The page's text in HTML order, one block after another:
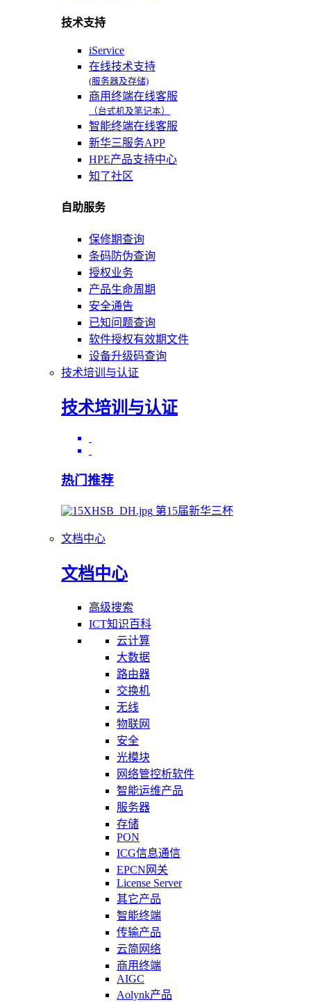
技术支持
iService
在线技术支持
(服务器及存储)
商用终端在线客服
（台式机及笔记本）
智能终端在线客服
新华三服务APP
HPE产品支持中心
知了社区
自助服务
保修期查询
条码防伪查询
授权业务
产品生命周期
安全通告
已知问题查询
软件授权有效期文件
设备升级码查询
技术培训与认证
技术培训与认证
热门推荐
第15届新华三杯
文档中心
文档中心
高级搜索
ICT知识百科
云计算
大数据
路由器
交换机
无线
物联网
安全
光模块
网络管控析软件
智能运维产品
服务器
存储
PON
ICG信息通信
EPCN网关
License Server
其它产品
智能终端
传输产品
云简网络
商用终端
AIGC
Aolynk产品